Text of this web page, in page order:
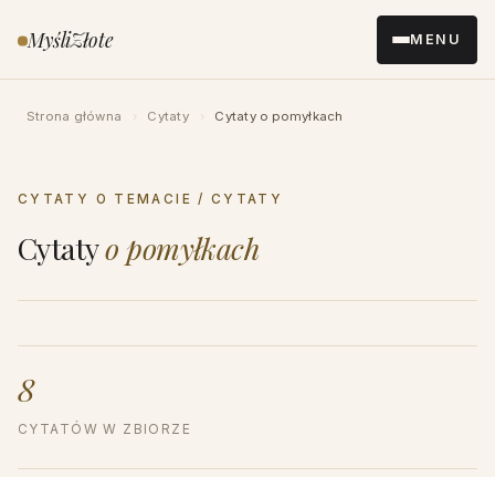
do MyśliZłote MENU
Strona główna › Cytaty › Cytaty o pomyłkach
CYTATY O TEMACIE / CYTATY
Cytatyo pomyłkach
8
CYTATÓW W ZBIORZE